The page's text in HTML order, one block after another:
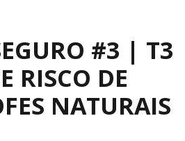
#3 | T3
RISCO DE
NATURAIS